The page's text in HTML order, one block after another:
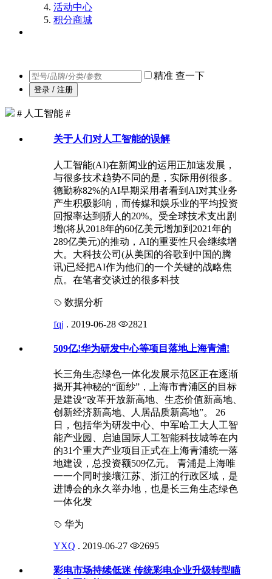
活动中心
积分商城
精准 查一下
登录 / 注册
# 人工智能 #
关于人们对人工智能的误解
人工智能(AI)在新闻业的运用正加速发展，
与很多技术趋势不同的是，实际用例很多。
德勤称82%的AI早期采用者看到AI对其业务
产生积极影响，而传媒和娱乐业的平均投资
回报率达到骄人的20%。受全球技术支出剧
增(将从2018年的60亿美元增加到2021年的
289亿美元)的推动，AI的重要性只会继续增
大。大科技公司(从美国的谷歌到中国的腾
讯)已经把AI作为他们的一个关键的战略焦
点。在笔者交谈过的很多科技
数据分析
fqj . 2019-06-28 2821
509亿!华为研发中心等项目落地上海青浦!
长三角生态绿色一体化发展示范区正在逐渐
揭开其神秘的“面纱”，上海市青浦区的目标
是建设“改革开放新高地、生态价值新高地、
创新经济新高地、人居品质新高地”。 26
日，包括华为研发中心、中军哈工大人工智
能产业园、启迪国际人工智能科技城等在内
的31个重大产业项目正式在上海青浦统一落
地建设，总投资额509亿元。 青浦是上海唯
一一个同时接壤江苏、浙江的行政区域，是
进博会的永久举办地，也是长三角生态绿色
一体化发
华为
YXQ . 2019-06-27 2695
彩电市场持续低迷 传统彩电企业升级转型瞄